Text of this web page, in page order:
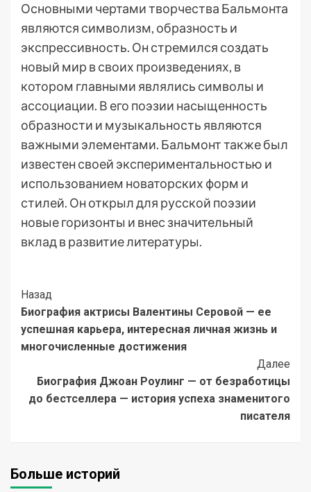
Основными чертами творчества Бальмонта
являются символизм, образность и
экспрессивность. Он стремился создать
новый мир в своих произведениях, в
котором главными являлись символы и
ассоциации. В его поэзии насыщенность
образности и музыкальность являются
важными элементами. Бальмонт также был
известен своей экспериментальностью и
использованием новаторских форм и
стилей. Он открыл для русской поэзии
новые горизонты и внес значительный
вклад в развитие литературы.
Post
Navigation
Назад
Биография актрисы Валентины Серовой — ее
успешная карьера, интересная личная жизнь и
многочисленные достижения
Далее
Биография Джоан Роулинг — от безработицы
до бестселлера — история успеха знаменитого
писателя
Больше историй